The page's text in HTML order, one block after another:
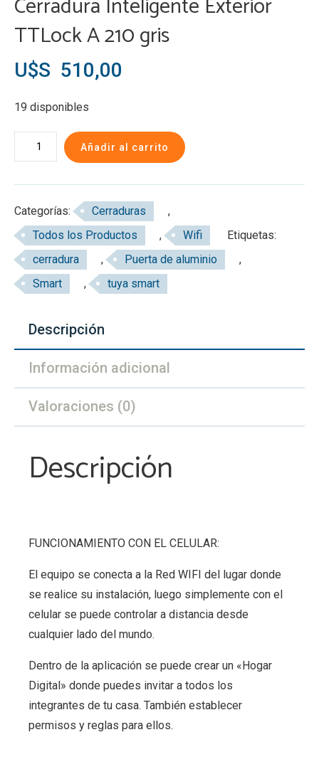
TTLock A 210 gris
U$S 510,00
19 disponibles
Cerradura
Inteligente
210
gris
cantidad
Añadir al carrito
Categorías: Cerraduras
,
Todos los Productos
, Wifi
Etiquetas:
cerradura
, Puerta de aluminio
,
Smart
, tuya smart
Descripción
Información adicional
Valoraciones (0)
Descripción
FUNCIONAMIENTO CON EL CELULAR:
El equipo se conecta a la Red WIFI del lugar donde
se realice su instalación, luego simplemente con el
celular se puede controlar a distancia desde
cualquier lado del mundo.
Dentro de la aplicación se puede crear un «Hogar
Digital» donde puedes invitar a todos los
integrantes de tu casa. También establecer
permisos y reglas para ellos.